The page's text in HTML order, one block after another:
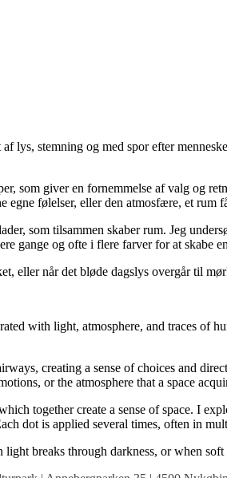
lys, stemning og med spor efter
som giver en fornemmelse af valg og
følelser, eller den atmosfære, et rum
som tilsammen skaber rum. Jeg
gange og ofte i flere farver for at skabe
eller når det bløde dagslys overgår til
with light, atmosphere, and traces of
creating a sense of choices and
or the atmosphere that a space
together create a sense of space. I
dot is applied several times, often in
breaks through darkness, or when